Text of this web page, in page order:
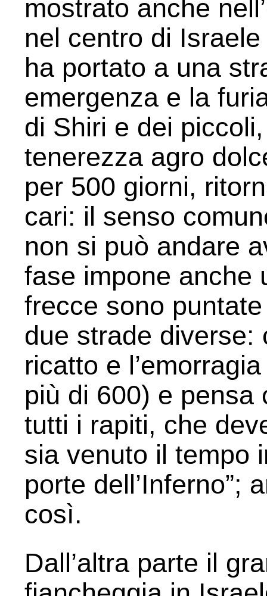
mostrato anche
nel centro di
ha portato a una
emergenza e la
di Shiri e dei
tenerezza agro
per 500 giorni,
cari: il senso
non si può andare
fase impone anche
frecce sono
due strade diverse:
ricatto e
più di 600) e pensa
tutti i rapiti, che
sia venuto il tempo
porte dell’Inferno”;
così.
Dall’altra parte il